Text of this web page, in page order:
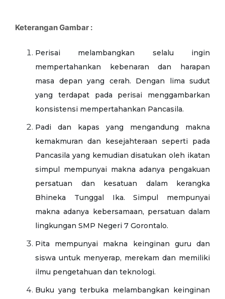
Keterangan Gambar :
Perisai melambangkan selalu ingin
mempertahankan kebenaran dan harapan
masa depan yang cerah. Dengan lima sudut
yang terdapat pada perisai menggambarkan
konsistensi mempertahankan Pancasila.
Padi dan kapas yang mengandung makna
kemakmuran dan kesejahteraan seperti pada
Pancasila yang kemudian disatukan oleh ikatan
simpul mempunyai makna adanya pengakuan
persatuan dan kesatuan dalam kerangka
Bhineka Tunggal Ika. Simpul mempunyai
makna adanya kebersamaan, persatuan dalam
lingkungan SMP Negeri 7 Gorontalo.
Pita mempunyai makna keinginan guru dan
siswa untuk menyerap, merekam dan memiliki
ilmu pengetahuan dan teknologi.
Buku yang terbuka melambangkan keinginan